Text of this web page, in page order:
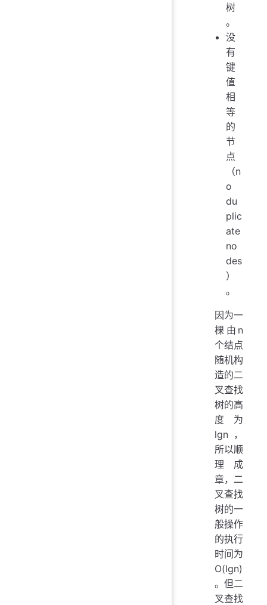
树
。
没
有
键
值
相
等
的
节
点
（n
o
du
plic
ate
no
des
）
。
因为一
棵由n
个结点
随机构
造的二
叉查找
树的高
度为
lgn，
所以顺
理成
章，二
叉查找
树的一
般操作
的执行
时间为
O(lgn)
。但二
叉查找